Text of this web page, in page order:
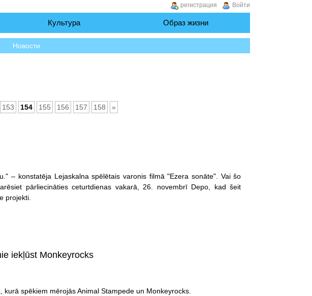
Культура Образ жизни
Новости
153 154 155 156 157 158 »
– konstatēja Lejaskalna spēlētais varonis filmā "Ezera sonāte". Vai šo
pārliecināties ceturtdienas vakarā, 26. novembrī Depo, kad šeit
projekti.
iekļūst Monkeyrocks
spēkiem mērojās Animal Stampede un Monkeyrocks.
Войти
регистрация